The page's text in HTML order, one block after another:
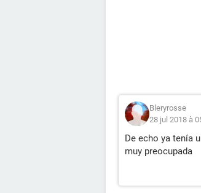
Bleryrosse
28 jul 2018 à
De echo ya tenía
muy preocupada